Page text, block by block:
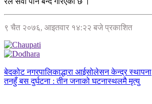
९ चैत २०७६, आइतवार १४:२२ बजे प्रकाशित
बेदकोट नगरपालिकाद्धारा आईसोलेसन केन्द्र स्थापना
तनहुँ बस दुर्घटना : तीन जनाको घटनास्थलमै मृत्यु